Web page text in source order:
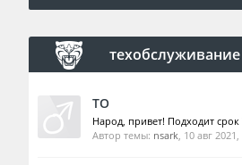
техобслуживание
ТО
Народ, привет! Подходит
Автор темы: nsark, 10 авг 2021 ,